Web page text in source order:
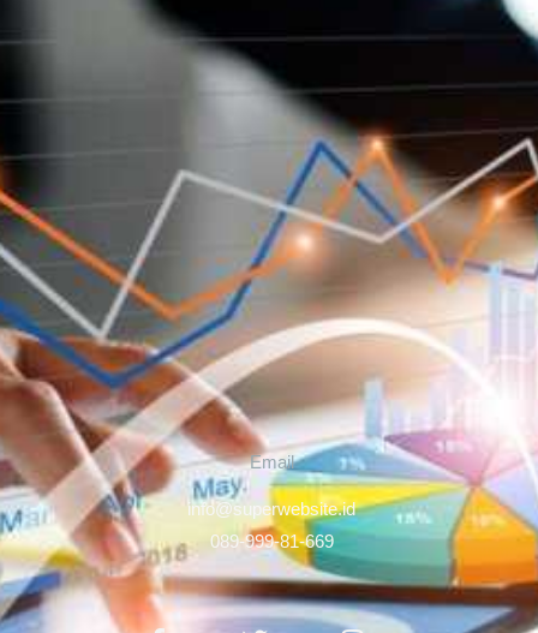
Email
info@superwebsite.id
089-999-81-669
Facebook-Twitter Instagram